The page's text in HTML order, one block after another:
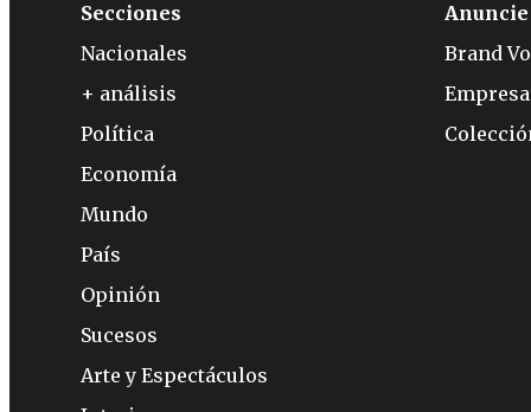
Secciones
Nacionales
+ análisis
Política
Economía
Mundo
País
Opinión
Sucesos
Arte y Espectáculos
Brand